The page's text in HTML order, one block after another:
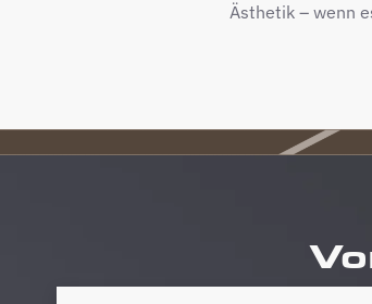
Ästhetik – wenn